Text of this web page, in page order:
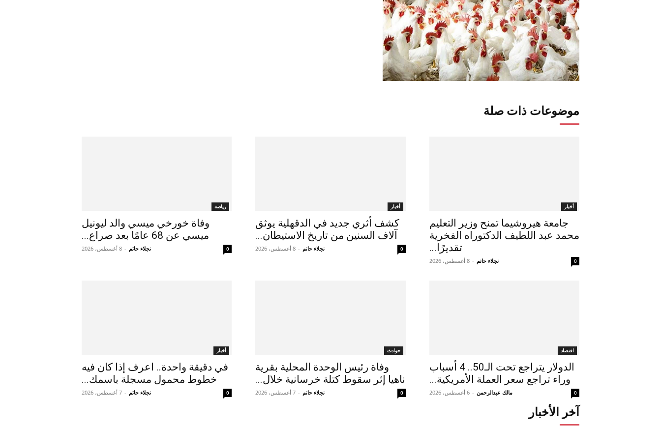
موضوعات ذات صلة
رياضة
وفاة خورخي ميسي والد ليونيل
ميسي عن 68 عامًا بعد صراع...
نجلاء حاتم - 8 أغسطس، 2026 0
أخبار
كشف أثري جديد في الدقهلية يوثق
آلاف السنين من تاريخ الاستيطان...
نجلاء حاتم - 8 أغسطس، 2026 0
أخبار
جامعة هيروشيما تمنح وزير التعليم
محمد عبد اللطيف الدكتوراه الفخرية
تقديرًا...
نجلاء حاتم - 8 أغسطس، 2026 0
أخبار
في دقيقة واحدة.. اعرف إذا كان فيه
خطوط محمول مسجلة باسمك...
نجلاء حاتم - 7 أغسطس، 2026 0
حوادث
وفاة رئيس الوحدة المحلية بقرية
ناهيا إثر سقوط كتلة خرسانية خلال...
نجلاء حاتم - 7 أغسطس، 2026 0
اقتصاد
الدولار يتراجع تحت الـ50.. 4 أسباب
وراء تراجع سعر العملة الأمريكية...
مالك عبدالرحمن - 6 أغسطس، 2026 0
آخر الأخبار